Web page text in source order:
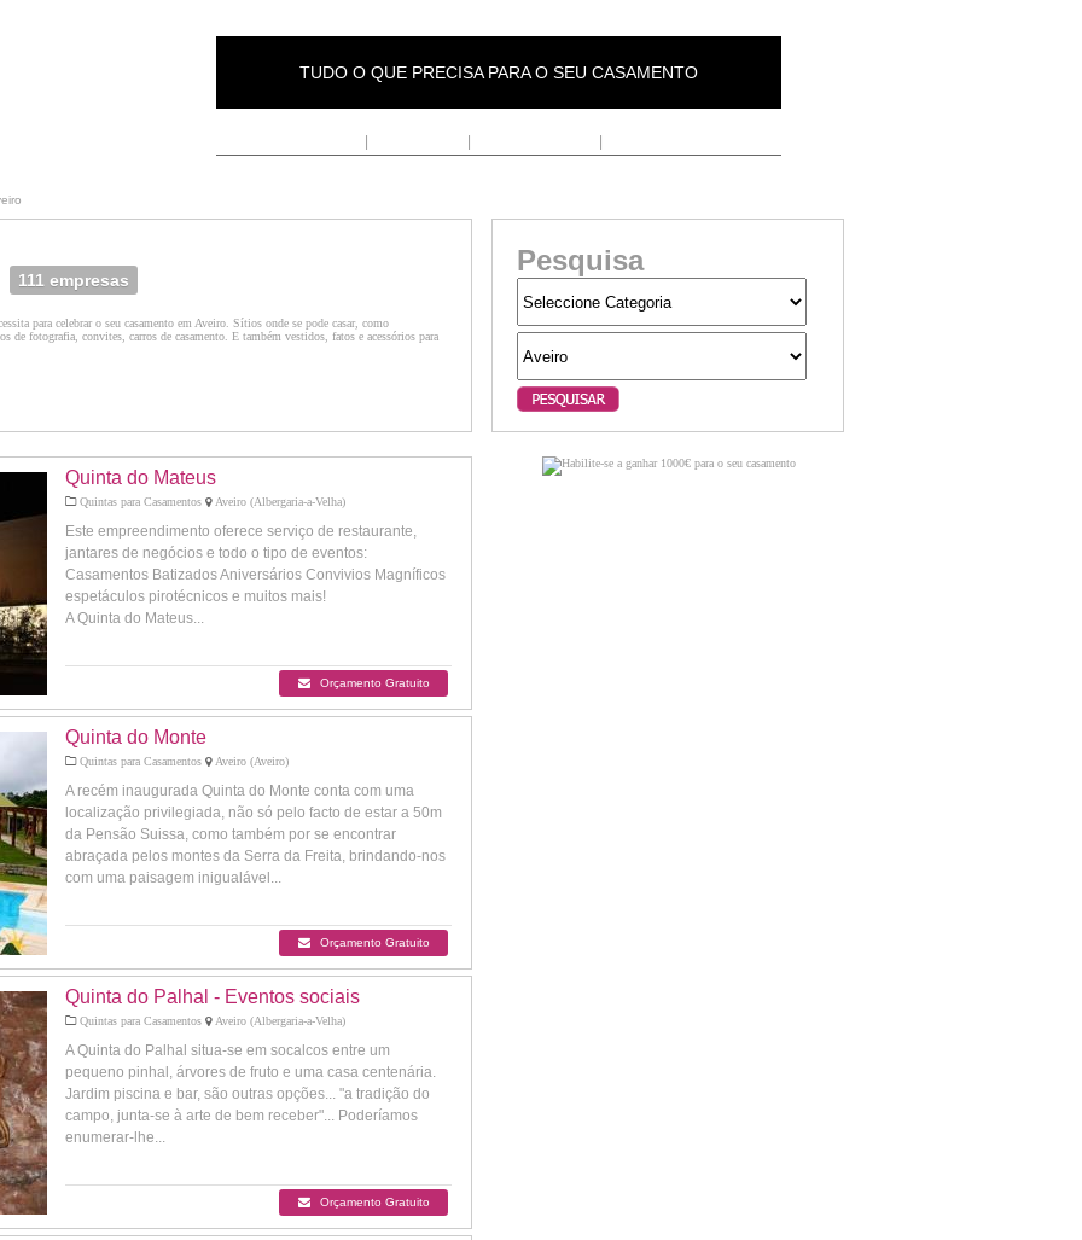
TUDO O QUE PRECISA PARA O SEU CASAMENTO
111 empresas
para celebrar o seu casamento em Aveiro. Sítios onde se pode casar, como
de fotografia, convites, carros de casamento. E também vestidos, fatos e acessórios para
Pesquisa
Quinta do Mateus
Quintas para Casamentos Aveiro (Albergaria-a-Velha)
Este empreendimento oferece serviço de restaurante,
jantares de negócios e todo o tipo de eventos:
Casamentos Batizados Aniversários Convivios Magníficos
espetáculos pirotécnicos e muitos mais!
A Quinta do Mateus...
Orçamento Gratuito
Quinta do Monte
Quintas para Casamentos Aveiro (Aveiro)
A recém inaugurada Quinta do Monte conta com uma
localização privilegiada, não só pelo facto de estar a 50m
da Pensão Suissa, como também por se encontrar
abraçada pelos montes da Serra da Freita, brindando-nos
com uma paisagem inigualável...
Orçamento Gratuito
Quinta do Palhal - Eventos sociais
Quintas para Casamentos Aveiro (Albergaria-a-Velha)
A Quinta do Palhal situa-se em socalcos entre um
pequeno pinhal, árvores de fruto e uma casa centenária.
Jardim piscina e bar, são outras opções... "a tradição do
campo, junta-se à arte de bem receber"... Poderíamos
enumerar-lhe...
Orçamento Gratuito